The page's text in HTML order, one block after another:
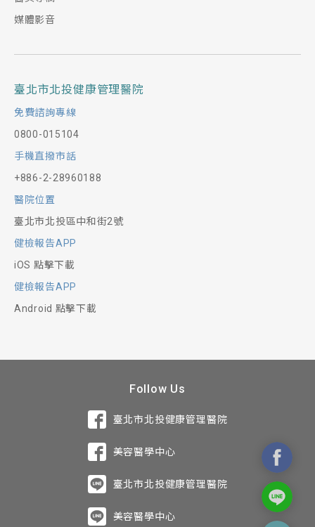
媒體影音
臺北市北投健康管理醫院
免費諮詢專線
0800-015104
手機直撥市話
+886-2-28960188
醫院位置
臺北市北投區中和街2號
健檢報告APP
iOS 點擊下載
健檢報告APP
Android 點擊下載
Follow Us
臺北市北投健康管理醫院
美容醫學中心
臺北市北投健康管理醫院
美容醫學中心